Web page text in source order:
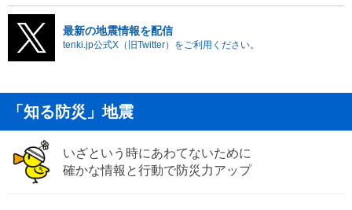
最新の地震情報を配信
tenki.jp公式X（旧Twitter）をご利用ください。
「知る防災」地震
いざという時にあわてないために
確かな情報と行動で防災力アップ